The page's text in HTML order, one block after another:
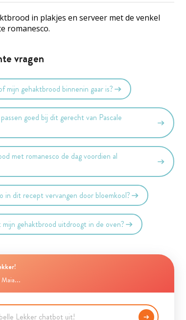
in plakjes en serveer met de venkel
romanesco.
vragen
mijn gehaktbrood binnenin gaar is?
goed bij dit gerecht van Pascale
met romanesco de dag voordien al
in dit recept vervangen door bloemkool?
gehaktbrood uitdroogt in de oven?
Maia...